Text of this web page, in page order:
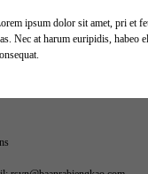
ipsum dolor sit amet, pri et
Nec at harum euripidis, habeo